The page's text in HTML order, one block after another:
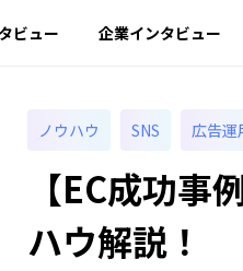
ビュー 企業インタビュー
ノウハウ SNS 広告運
【EC成功
ハウ解説！